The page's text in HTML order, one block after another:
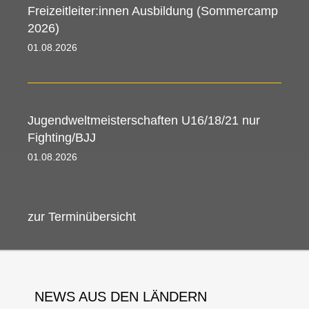
Freizeitleiter:innen Ausbildung (Sommercamp
2026)
01.08.2026 00:00 - 09.08.2026 00:00
Jugendweltmeisterschaften U16/18/21 nur
Fighting/BJJ
01.08.2026 08:00 - 09.08.2026 08:30
zur Terminübersicht
NEWS AUS DEN LÄNDERN